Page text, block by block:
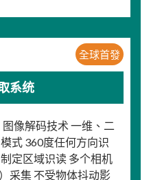
全球首發
系统
像解码技术 一维、二
式 360度任何方向识
定区域识读 多个相机
采集 不受物体抖动影